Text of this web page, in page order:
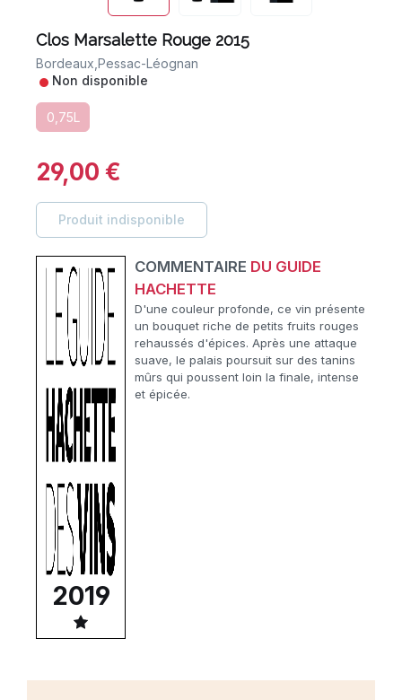
Clos Marsalette Rouge 2015
Bordeaux, Pessac-Léognan
•Non disponible
0,75L
29,00 €
Produit indisponible
2019
COMMENTAIRE DU GUIDE
HACHETTE
D'une couleur profonde, ce vin présente
un bouquet riche de petits fruits rouges
rehaussés d'épices. Après une attaque
suave, le palais poursuit sur des tanins
mûrs qui poussent loin la finale, intense
et épicée.